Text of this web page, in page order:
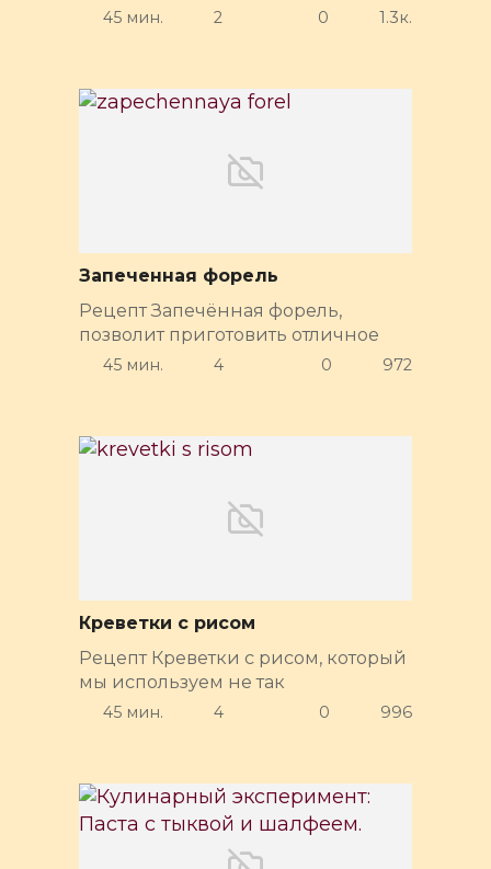
45 мин. 2 0 1.3к.
Запеченная форель
Рецепт Запечённая форель,
позволит приготовить отличное
45 мин. 4 0 972
Креветки с рисом
Рецепт Креветки с рисом, который
мы используем не так
45 мин. 4 0 996